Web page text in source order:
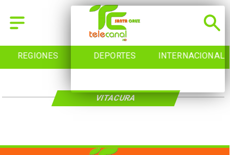
REGIONES DEPORTES INTERNACIONAL
VITACURA